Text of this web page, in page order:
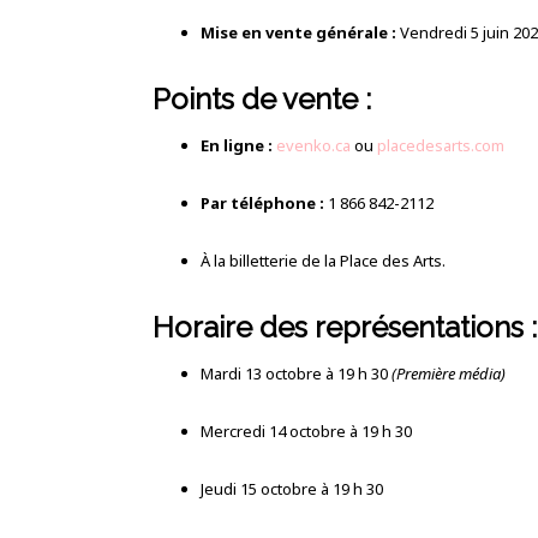
Mise en vente générale : Vendredi 5 juin
Points de vente :
En ligne : evenko.ca ou placedesarts.com
Par téléphone : 1 866 842-2112
À la billetterie de la Place des Arts.
Horaire des représentations :
Mardi 13 octobre à 19 h 30(Première média)
Mercredi 14 octobre à 19 h 30
Jeudi 15 octobre à 19 h 30